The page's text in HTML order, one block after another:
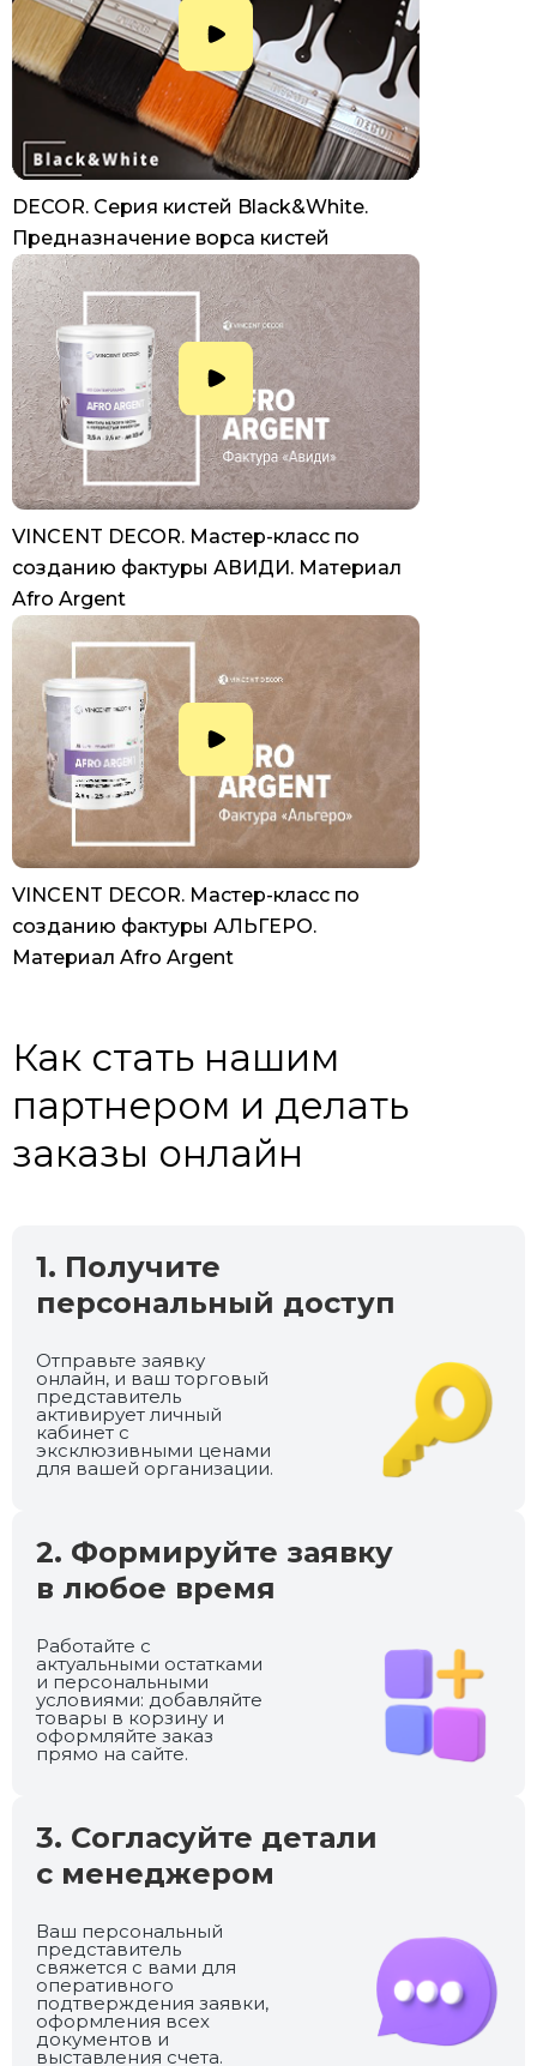
DECOR. Серия кистей Black&White.
Предназначение ворса кистей
VINCENT DECOR. Мастер-класс по
созданию фактуры АВИДИ. Материал
Afro Argent
VINCENT DECOR. Мастер-класс по
созданию фактуры АЛЬГЕРО.
Материал Afro Argent
Как стать нашим
партнером и делать
заказы онлайн
1. Получите
персональный доступ
Отправьте заявку
онлайн, и ваш торговый
представитель
активирует личный
кабинет с
эксклюзивными ценами
для вашей организации.
2. Формируйте заявку
в любое время
Работайте с
актуальными остатками
и персональными
условиями: добавляйте
товары в корзину и
оформляйте заказ
прямо на сайте.
3. Согласуйте детали
с менеджером
Ваш персональный
представитель
свяжется с вами для
оперативного
подтверждения заявки,
оформления всех
документов и
выставления счета.